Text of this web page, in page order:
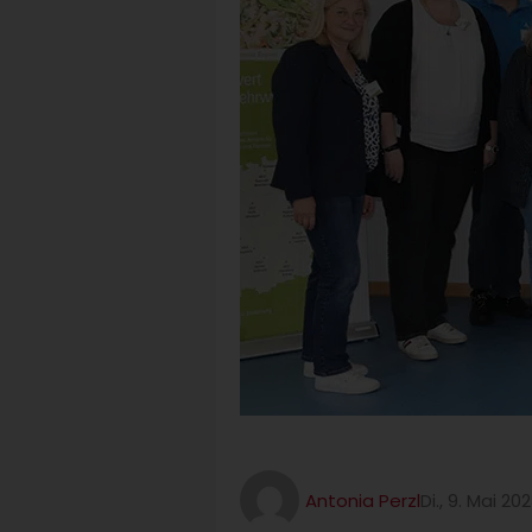
Antonia PerzlDi., 9. Mai